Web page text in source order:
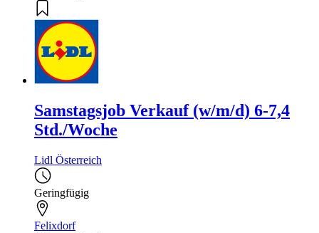
Samstagsjob Verkauf (w/m/d) 6-7,4
Std./Woche
Lidl Österreich
Geringfügig
Felixdorf